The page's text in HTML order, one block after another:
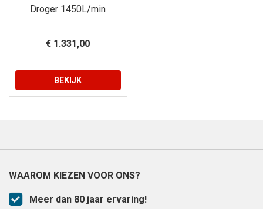
Droger 1450L/min
€ 1.331,00
BEKIJK
WAAROM KIEZEN VOOR ONS?
Meer dan 80 jaar ervaring!